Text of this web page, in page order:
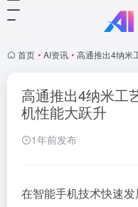
首页 • AI资讯 • 高通推出4纳米
高通推出4纳米工
机性能大跃升
1年前发布
在智能手机技术快速